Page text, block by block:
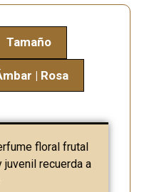
Tamaño
| Rosa
floral frutal
juvenil recuerda a